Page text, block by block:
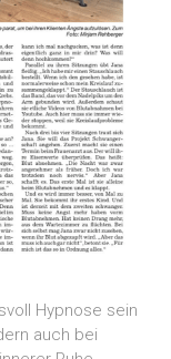
Hypnose sein
auch bei